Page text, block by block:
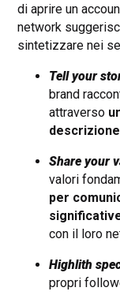
di aprire un
network
sintetizzare nei
Tell your
brand
attraverso
Share your
valori
per
con il loro
Highlith
propri